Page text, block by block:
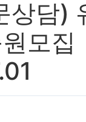
상담)
모집